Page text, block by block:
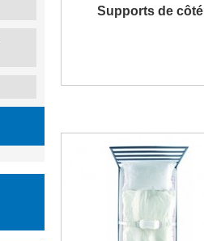
Supports de côté
PLUS D'INFORMATION